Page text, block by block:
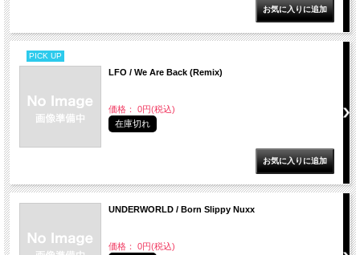
PICK UP
LFO / We Are Back (Remix)
価格： 0円(税込)
在庫切れ
UNDERWORLD / Born Slippy Nuxx
価格： 0円(税込)